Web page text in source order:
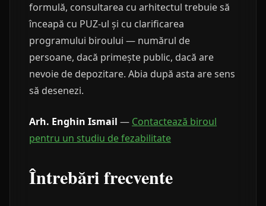
formulă, consultarea cu arhitectul trebuie să
înceapă cu PUZ-ul și cu clarificarea
programului biroului — numărul de
persoane, dacă primește public, dacă are
nevoie de depozitare. Abia după asta are sens
să desenezi.
Arh. Enghin Ismail — Contactează biroul
pentru un studiu de fezabilitate
Întrebări frecvente